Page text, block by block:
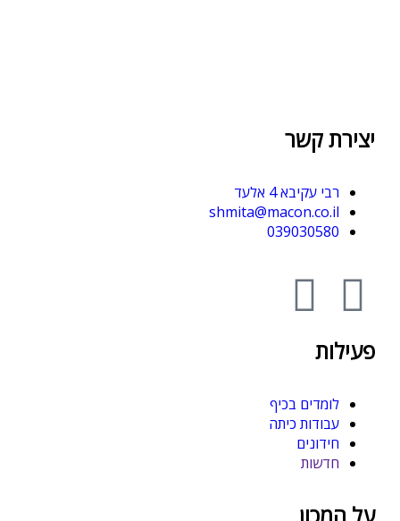
יצירת קשר
רבי עקיבא 4 אלעד
shmita@macon.co.il
039030580
פעילות
לומדים בכיף
עבודות כיתה
חידונים
חדשות
על המכון